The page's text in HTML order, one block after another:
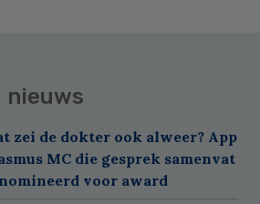
nieuws
zei de dokter ook alweer? App
MC die gesprek samenvat
voor award